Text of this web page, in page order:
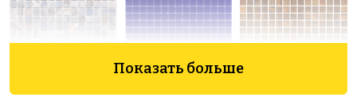
Показать больше